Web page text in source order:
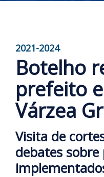
2021-2024
Botelho
prefeito
Várzea
Visita de
debates